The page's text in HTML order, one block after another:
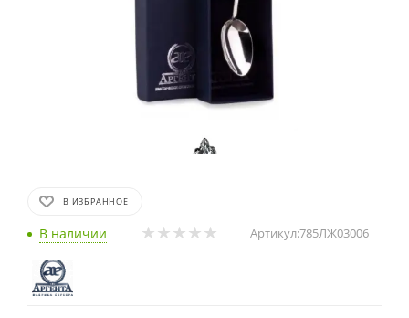
В ИЗБРАННОЕ
В наличии Артикул:785ЛЖ03006